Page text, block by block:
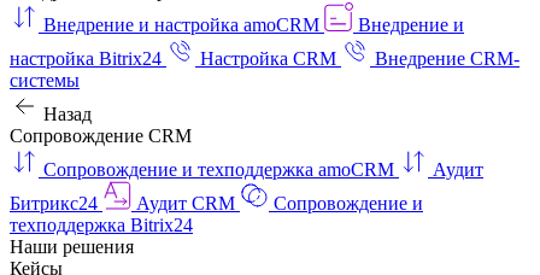
Внедрение и настройка amoCRM
Внедрение и
настройка Bitrix24
Настройка CRM
Внедрение CRM-
системы
Назад
Сопровождение CRM
Сопровождение и техподдержка amoCRM
Аудит
Битрикс24
Аудит CRM
Сопровождение и
техподдержка Bitrix24
Наши решения
Кейсы